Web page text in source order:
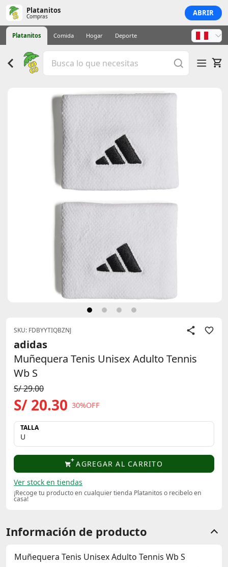
Platanitos
Compras ABRIR
Platanitos Comida Hogar Deporte
SKU: FDBYYTIQBZNJ
adidas
Muñequera Tenis Unisex Adulto Tennis
Wb S
S/ 29.00
S/ 20.30 30%OFF
TALLA
AGREGAR AL CARRITO
Ver stock en tiendas
¡Recoge tu producto en cualquier tienda Platanitos o recibelo en
casa!
Información de producto
Muñequera Tenis Unisex Adulto Tennis Wb S